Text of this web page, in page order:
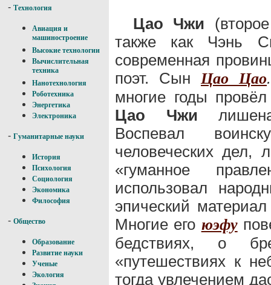
- Технология
Авиация и
машиностроение
Высокие технологии
Вычислительная
техника
Нанотехнология
Роботехника
Энергетика
Электроника
- Гуманитарные науки
История
Психология
Социология
Экономика
Философия
- Общество
Образование
Развитие науки
Ученые
Экология
Цао Чжи
также как Чэнь
современная
поэт. Сын Цао Цао
многие годы
Цао Чжи
Воспевал
человеческих дел,
«гуманное
использовал
эпический
Многие его юэфу
бедствиях, о
«путешествиях к
тогда увлечением